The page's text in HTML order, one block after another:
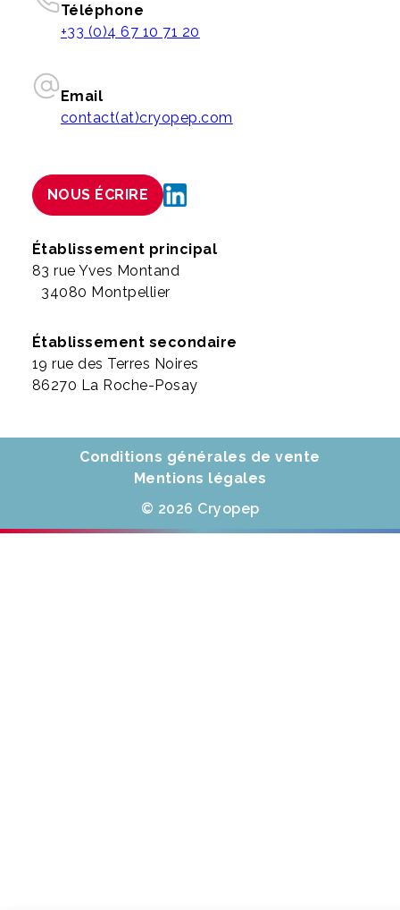
Téléphone
+33 (0)4 67 10 71 20
Email
contact(at)cryopep.com
NOUS ÉCRIRE
Établissement principal
83 rue Yves Montand
34080 Montpellier
Établissement secondaire
19 rue des Terres Noires
86270 La Roche-Posay
Conditions générales de vente
Mentions légales
© 2026 Cryopep